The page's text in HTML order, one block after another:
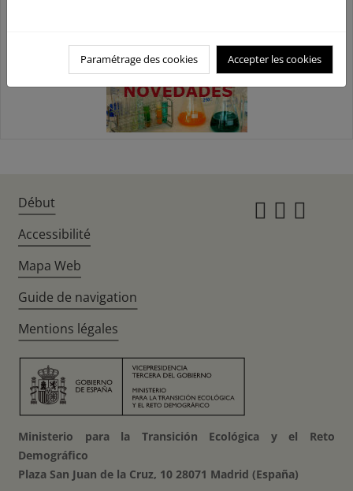
Paramétrage des cookies Accepter les cookies
Début
Accessibilité
Mapa Web
Guide de navigation
Mentions légales
Ministerio para la Transición Ecológica y el Reto
Demográfico
Plaza San Juan de la Cruz, 10 28071 Madrid (España)